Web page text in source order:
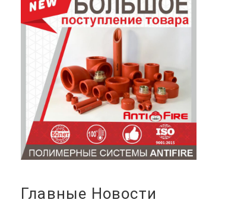
Главные Новости